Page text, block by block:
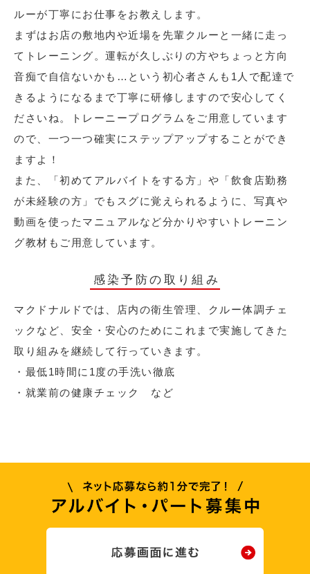
ルーが丁寧にお仕事をお教えします。
まずはお店の敷地内や近場を先輩クルーと一緒に走っ
てトレーニング。運転が久しぶりの方やちょっと方向
音痴で自信ないかも…という初心者さんも1人で配達で
きるようになるまで丁寧に研修しますので安心してく
ださいね。トレーニープログラムをご用意しています
ので、一つ一つ確実にステップアップすることができ
ますよ！
また、「初めてアルバイトをする方」や「飲食店勤務
が未経験の方」でもスグに覚えられるように、写真や
動画を使ったマニュアルなど分かりやすいトレーニン
グ教材もご用意しています。
感染予防の取り組み
マクドナルドでは、店内の衛生管理、クルー体調チェ
ックなど、安全・安心のためにこれまで実施してきた
取り組みを継続して行っていきます。
・最低1時間に1度の手洗い徹底
・就業前の健康チェック など